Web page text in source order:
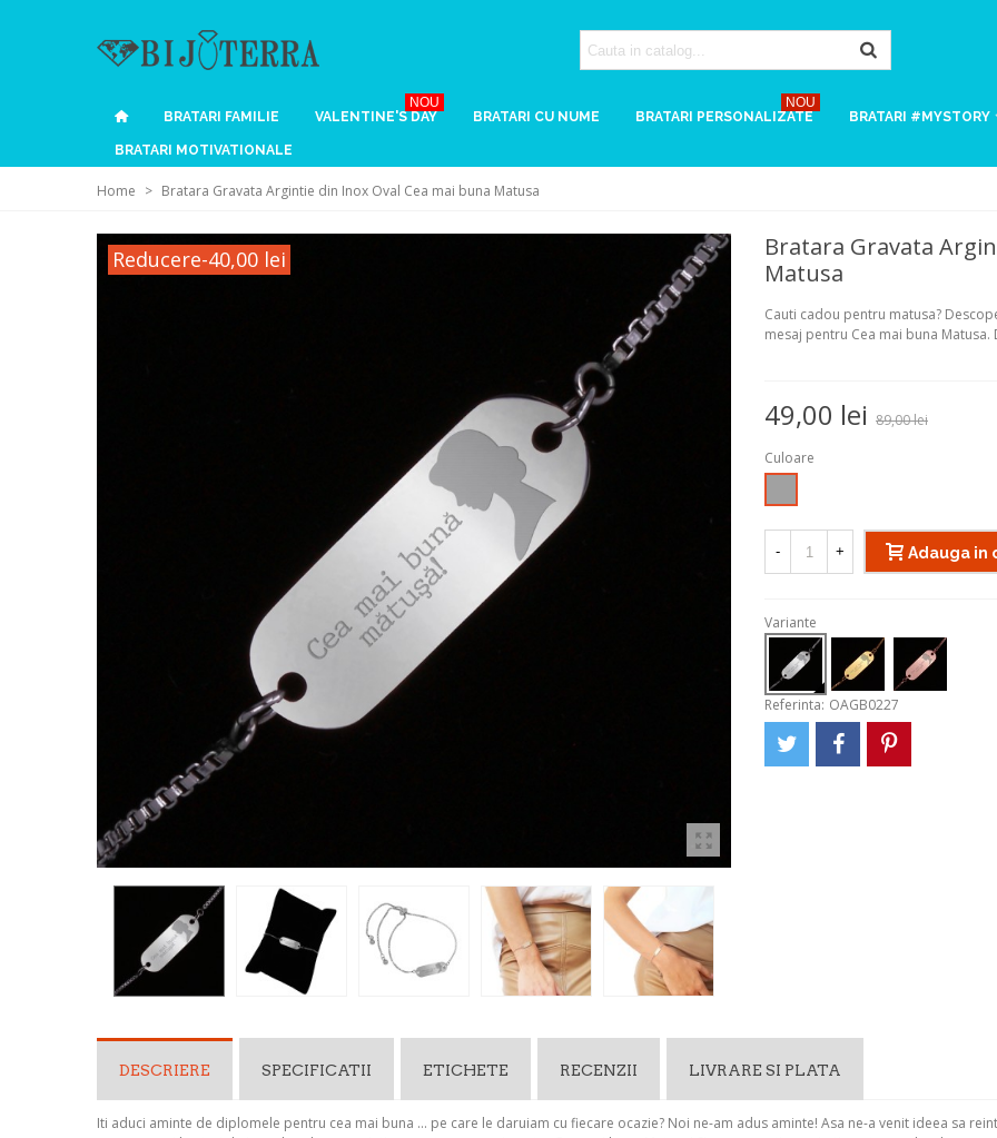
BRATARI FAMILIE VALENTINE'S DAY
NOU
BRATARI CU NUME
BRATARI PERSONALIZATE
NOU
BRATARI #MYSTORY
BRATARI MOTIVATIONALE
Home > Bratara Gravata Argintie din Inox Oval Cea mai buna Matusa
Reducere-40,00 lei
Bratara Gravata
Matusa
Cauti cadou pentru matusa?
mesaj pentru Cea mai buna
49,00 lei 89,00 lei
Culoare
- + Adauga in
Variante
Referinta: OAGB0227
DESCRIERE SPECIFICATII ETICHETE RECENZII LIVRARE SI PLATA
Iti aduci aminte de diplomele pentru cea mai buna ... pe care le daruiam cu fiecare ocazie? Noi ne-am adus aminte! Asa ne-a venit ideea sa